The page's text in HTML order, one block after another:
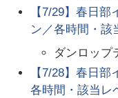
【7/29】春日
ン／各時間・該
ダンロップ
【7/28】春日
各時間・該当レ